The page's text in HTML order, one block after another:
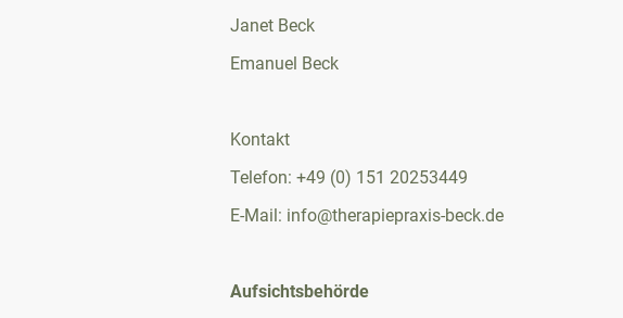
Janet Beck
Emanuel Beck
Kontakt
Telefon: +49 (0) 151 20253449
E-Mail: info@therapiepraxis-beck.de
Aufsichtsbehörde